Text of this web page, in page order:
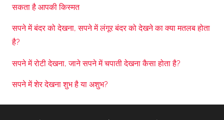
सकता है आपकी किस्मत
सपने में बंदर को देखना, सपने में लंगूर बंदर को देखने का क्या मतलब होता
है?
सपने में रोटी देखना, जाने सपने में चपाती देखना कैसा होता है?
सपने में शेर देखना शुभ है या अशुभ?